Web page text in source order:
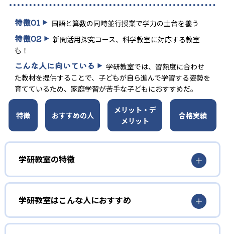
特徴01 国語と算数の同時並行授業で学力の土台を養う
特徴02
新聞活用探究コース、科学教室に対応する教室
も！
こんな人に向いている
学研教室では、習熟度に合わせ
た教材を提供することで、子どもが自ら進んで学習する姿勢を
育てているため、家庭学習が苦手な子どもにおすすめだ。
特徴 おすすめの人
メリット・デ
メリット
合格実績
学研教室の特徴
01
3歳から高校生まで「無学年方式」で個別指導
学研教室は、0･1･2歳から高校生までを対象として個別指導
学研教室はこんな人におすすめ
勉強全体の底力を上げたい人向け